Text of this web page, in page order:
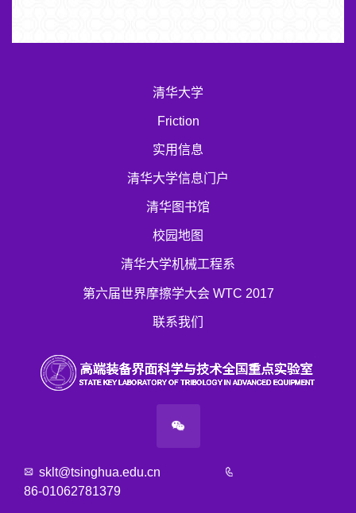
清华大学
Friction
实用信息
清华大学信息门户
清华图书馆
校园地图
清华大学机械工程系
第六届世界摩擦学大会 WTC 2017
联系我们
sklt@tsinghua.edu.cn
86-01062781379